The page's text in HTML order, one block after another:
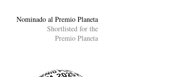
Nominado al Premio Planeta
Shortlisted for the
Premio Planeta